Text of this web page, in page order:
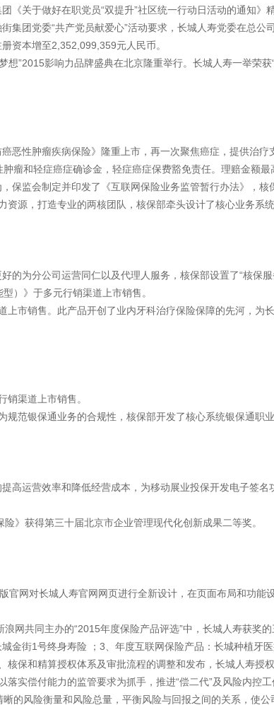
《关于做好在职党员“双提升”社区统一行动日活动的通知》
集团党委“共产党员献爱心”活动要求，长城人寿党委在总公
资本增至2,352,099,359元人民币。
想”2015影响力品牌盛典在北京隆重举行。长城人寿一举荣
恶性肿瘤疾病保险》隆重上市，再一次聚焦癌症，提供治
瘤和轻症癌症确诊金，轻症癌症保费豁免责任。理赔金额最
保监会制定并印发了《互联网保险业务监管暂行办法》，
源，打造专业的两核团队，核保部牵头设计了核心业务系统
的为分公司运营同仁以及代理人服务，核保部设置了“核保
）》于多元行销渠道上市销售。
上市销售。此产品开创了业内牙科治疗保险保障的先河，
销渠道上市销售。
规范银保通业务的合规性，核保部开发了核心系统银保通职业
高运营效率和降低经营成本，为移动展业投保开发电子签
》获得第三十届北京市企业管理现代化创新成果二等奖。
官网对长城人寿官网网页进行全新设计，在页面布局和功
网共同主办的“2015年度保险产品评选”中，长城人寿获
金街1号终身寿险 ；3、年度互联网保险产品：长城种植牙医
核保和精算授权体系及审批流程的调整和发布，长城人寿授
落实偿付能力的监管要求为抓手，推进“偿二代”及风险内控
的风险衡量和风险总量，平衡风险与回报之间的关系，使